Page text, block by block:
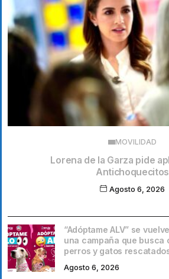
MOVILIDAD
Lorena de la Garza pide
Antichoquecitos
Agosto 6, 2026
“Adóptame ALV” se
una campaña que busca
perros y gatos
Agosto 6, 2026